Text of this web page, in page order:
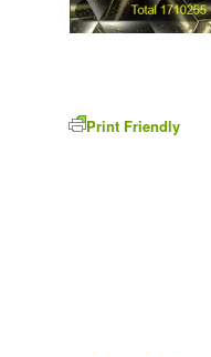
Print Friendly